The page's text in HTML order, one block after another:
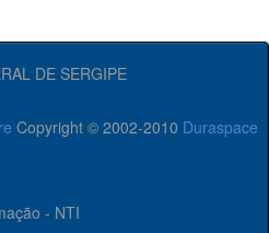
DE SERGIPE
Copyright © 2002-2010 Duraspace
- NTI